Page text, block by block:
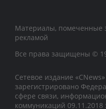
Материалы, помеченные
рекламой
Все права защищены ©
Сетевое издание
зарегистрировано
сфере связи,
коммуникаций